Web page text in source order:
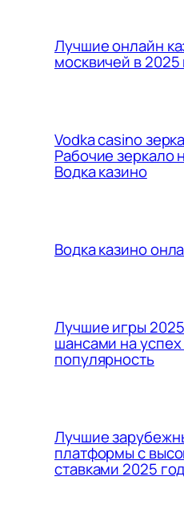
Лучшие онлайн
москвичей в 2025
Vodka casino
Рабочие зеркало
Водка казино
Водка казино
Лучшие игры
шансами на успех
популярность
Лучшие
платформы с
ставками 2025